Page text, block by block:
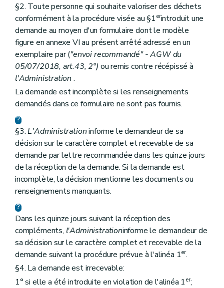
§2. Toute personne qui souhaite valoriser des déchets
conformément à la procédure visée au §1erintroduit une
demande au moyen d'un formulaire dont le modèle
figure en annexe VI au présent arrêté adressé en un
exemplaire par ("envoi recommandé" - AGW du
05/07/2018, art.43, 2°) ou remis contre récépissé à
l'Administration .
La demande est incomplète si les renseignements
demandés dans ce formulaire ne sont pas fournis.
§3.L'Administrationinforme le demandeur de sa
décision sur le caractère complet et recevable de sa
demande par lettre recommandée dans les quinze jours
de la réception de la demande. Si la demande est
incomplète, la décision mentionne les documents ou
renseignements manquants.
Dans les quinze jours suivant la réception des
compléments, l'Administrationinforme le demandeur de
sa décision sur le caractère complet et recevable de la
demande suivant la procédure prévue à l'alinéa 1er.
§4. La demande est irrecevable:
1° si elle a été introduite en violation de l'alinéa 1er;